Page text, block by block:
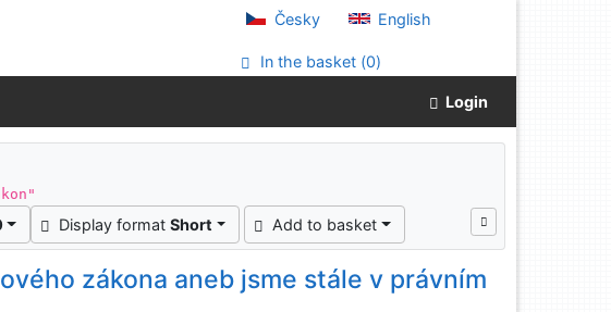
Česky English
In the basket (0)
Login
Display format Short Add to basket
zákona aneb jsme stále v právním